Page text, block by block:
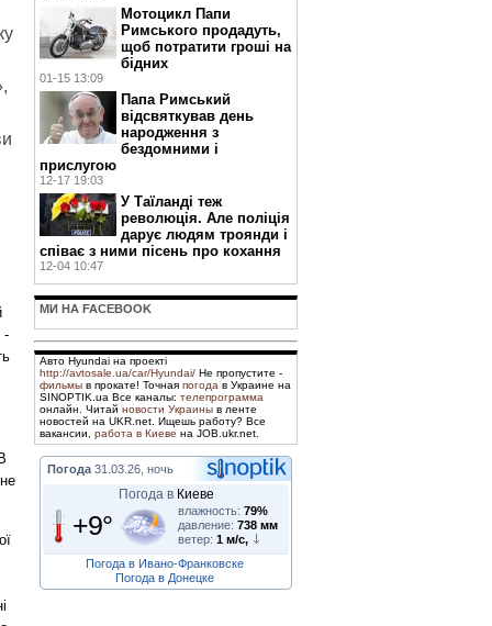
-
Мотоцикл Папи
Римського продадуть,
щоб потратити гроші на
бідних
01-15 13:09
Папа Римський
відсвяткував день
народження з
бездомними і
прислугою
12-17 19:03
У Таїланді теж
революція. Але поліція
дарує людям троянди і
співає з ними пісень про кохання
12-04 10:47
МИ НА FACEBOOK
Авто Hyundai на проекті
http://avtosale.ua/car/Hyundai/ Не пропустите -
фильмы в прокате! Точная погода в Украине на
SINOPTIK.ua Все каналы: телепрограмма
онлайн. Читай новости Украины в ленте
новостей на UKR.net. Ищешь работу? Все
вакансии, работа в Киеве на JOB.ukr.net.
Погода 31.03.26, ночь
Погода в Киеве
+9° влажность: 79%
давление: 738 мм
ветер: 1 м/с,
Погода в Ивано-Франковске
Погода в Донецке